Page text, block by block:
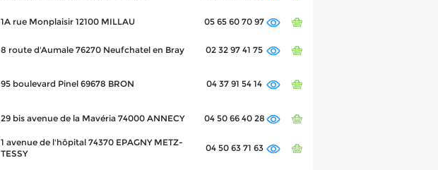
1A rue Monplaisir 12100 MILLAU 05 65 60 70 97
8 route d'Aumale 76270 Neufchatel en Bray 02 32 97 41 75
95 boulevard Pinel 69678 BRON 04 37 91 54 14
29 bis avenue de la Mavéria 74000 ANNECY 04 50 66 40 28
1 avenue de l'hôpital 74370 EPAGNY METZ-
TESSY
04 50 63 71 63